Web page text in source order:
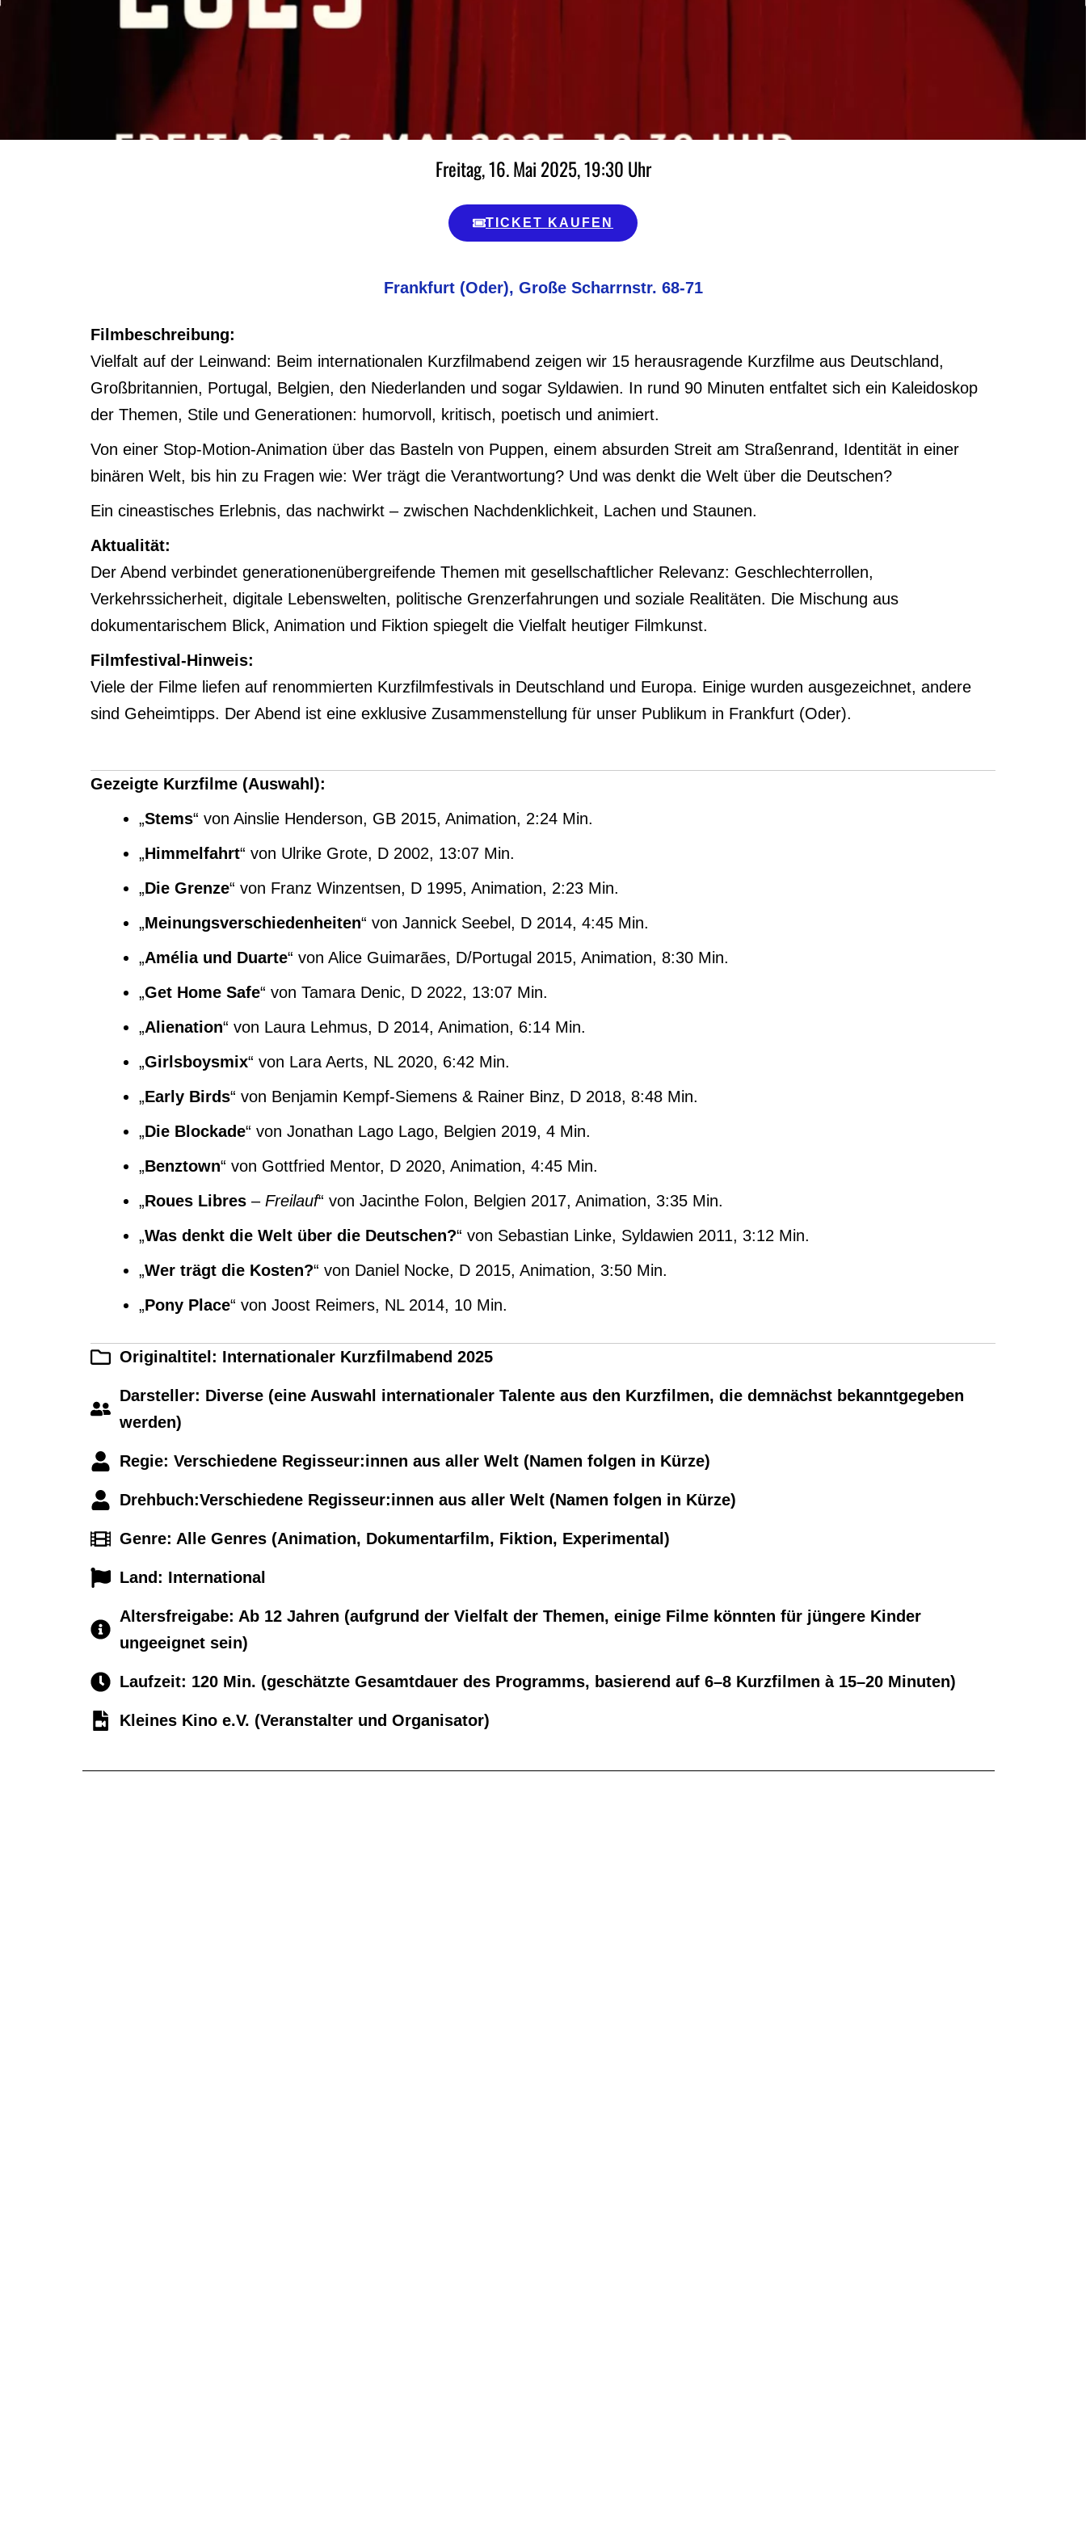
Freitag, 16. Mai 2025, 19:30 Uhr
TICKET KAUFEN
Frankfurt (Oder), Große Scharrnstr. 68-71
Filmbeschreibung:
Vielfalt auf der Leinwand: Beim internationalen Kurzfilmabend zeigen wir 15 herausragende Kurzfilme aus Deutschland,
Großbritannien, Portugal, Belgien, den Niederlanden und sogar Syldawien. In rund 90 Minuten entfaltet sich ein Kaleidoskop
der Themen, Stile und Generationen: humorvoll, kritisch, poetisch und animiert.
Von einer Stop-Motion-Animation über das Basteln von Puppen, einem absurden Streit am Straßenrand, Identität in einer
binären Welt, bis hin zu Fragen wie: Wer trägt die Verantwortung? Und was denkt die Welt über die Deutschen?
Ein cineastisches Erlebnis, das nachwirkt – zwischen Nachdenklichkeit, Lachen und Staunen.
Aktualität:
Der Abend verbindet generationenübergreifende Themen mit gesellschaftlicher Relevanz: Geschlechterrollen,
Verkehrssicherheit, digitale Lebenswelten, politische Grenzerfahrungen und soziale Realitäten. Die Mischung aus
dokumentarischem Blick, Animation und Fiktion spiegelt die Vielfalt heutiger Filmkunst.
Filmfestival-Hinweis:
Viele der Filme liefen auf renommierten Kurzfilmfestivals in Deutschland und Europa. Einige wurden ausgezeichnet, andere
sind Geheimtipps. Der Abend ist eine exklusive Zusammenstellung für unser Publikum in Frankfurt (Oder).
Gezeigte Kurzfilme (Auswahl):
„Stems“ von Ainslie Henderson, GB 2015, Animation, 2:24 Min.
„Himmelfahrt“ von Ulrike Grote, D 2002, 13:07 Min.
„Die Grenze“ von Franz Winzentsen, D 1995, Animation, 2:23 Min.
„Meinungsverschiedenheiten“ von Jannick Seebel, D 2014, 4:45 Min.
„Amélia und Duarte“ von Alice Guimarães, D/Portugal 2015, Animation, 8:30 Min.
„Get Home Safe“ von Tamara Denic, D 2022, 13:07 Min.
„Alienation“ von Laura Lehmus, D 2014, Animation, 6:14 Min.
„Girlsboysmix“ von Lara Aerts, NL 2020, 6:42 Min.
„Early Birds“ von Benjamin Kempf-Siemens & Rainer Binz, D 2018, 8:48 Min.
„Die Blockade“ von Jonathan Lago Lago, Belgien 2019, 4 Min.
„Benztown“ von Gottfried Mentor, D 2020, Animation, 4:45 Min.
„Roues Libres – Freilauf“ von Jacinthe Folon, Belgien 2017, Animation, 3:35 Min.
„Was denkt die Welt über die Deutschen?“ von Sebastian Linke, Syldawien 2011, 3:12 Min.
„Wer trägt die Kosten?“ von Daniel Nocke, D 2015, Animation, 3:50 Min.
„Pony Place“ von Joost Reimers, NL 2014, 10 Min.
Originaltitel: Internationaler Kurzfilmabend 2025
Darsteller: Diverse (eine Auswahl internationaler Talente aus den Kurzfilmen, die demnächst bekanntgegeben
werden)
Regie: Verschiedene Regisseur:innen aus aller Welt (Namen folgen in Kürze)
Drehbuch:Verschiedene Regisseur:innen aus aller Welt (Namen folgen in Kürze)
Genre: Alle Genres (Animation, Dokumentarfilm, Fiktion, Experimental)
Land: International
Altersfreigabe: Ab 12 Jahren (aufgrund der Vielfalt der Themen, einige Filme könnten für jüngere Kinder
ungeeignet sein)
Laufzeit: 120 Min. (geschätzte Gesamtdauer des Programms, basierend auf 6–8 Kurzfilmen à 15–20 Minuten)
Kleines Kino e.V. (Veranstalter und Organisator)